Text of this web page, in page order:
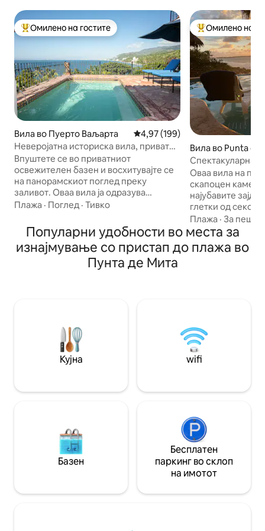
Меѓу најуспешните „Омилени на гостите“
Омилено на гостите
Вила во Пуерто Ваљарта Просечна оцена: 4,97 од 5,
4,97 (199)
Неверојатна историска вила, приватен
базен и поглед од 280°
Впуштете се во приватниот
освежителен базен и восхитувајте се
на панорамскиот поглед преку
заливот. Оваа вила ја одразува
стариот мексикански
греди, рачно насликани плочки и
колонијални антиквитети заедно со
современите удобности. Нашата вила
се наоѓа високо на планински гребен
со панорамски поглед на заливот
фотоволтаици што може да ги понуди
поради неспоредливата локација и
прекрасните архитектонски детали на
нашата енклава на вили. Ова е
сите модерни луксузи во неверојатен
амбиент. Тоа е нашиот рај и дом
е ваша! Од напред кон назад и одгоре
е-пошта. Имаме и управител на имот
во ФВ, куќна помошничка, градинар/
момче покрај базен и редовни услуги
секој проблем што ќе се појави обично
Плажа · Поглед · Тивко
МеѓуОмилено на
Вила во Punta de
Спектакуларна
плажа
Оваа вила на
скапоцен камен
најубавите
глетки од секоја
најдоброто: ќе
мала приватна
палапа за да го
вежбате јога
Вклучена е
чистење.
Плажа · За
Популарни удобности во места за
изнајмување со пристап до плажа во
Пунта де Мита
Кујна wifi
Базен
Бесплатен
паркинг во склоп
на имотот